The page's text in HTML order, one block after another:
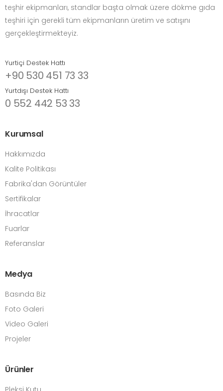
teşhir ekipmanları, standlar başta olmak üzere dökme gıda
teşhiri için gerekli tüm ekipmanların üretim ve satışını
gerçekleştirmekteyiz.
Yurtiçi Destek Hattı
+90 530 451 73 33
Yurtdışı Destek Hattı
0 552 442 53 33
Kurumsal
Hakkımızda
Kalite Politikası
Fabrika'dan Görüntüler
Sertifikalar
İhracatlar
Fuarlar
Referanslar
Medya
Basında Biz
Foto Galeri
Video Galeri
Projeler
Ürünler